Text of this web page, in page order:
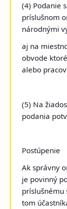
(4) Podanie
príslušnom
národnými
aj na
obvode
alebo
(5) Na
podania
Postúpenie
Ak správny
je povinný
príslušnému
tom